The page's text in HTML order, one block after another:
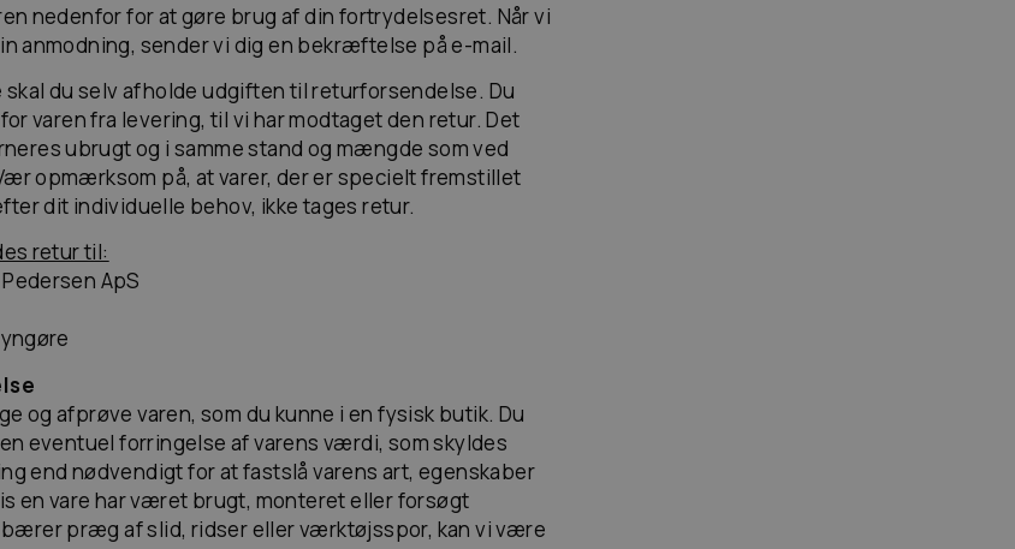
nedenfor for at gøre brug af din fortrydelsesret. Når vi
anmodning, sender vi dig en bekræftelse på e-mail.
skal du selv afholde udgiften til returforsendelse. Du
varen fra levering, til vi har modtaget den retur. Det
ubrugt og i samme stand og mængde som ved
opmærksom på, at varer, der er specielt fremstillet
dit individuelle behov, ikke tages retur.
retur til:
ApS
og afprøve varen, som du kunne i en fysisk butik. Du
eventuel forringelse af varens værdi, som skyldes
end nødvendigt for at fastslå varens art, egenskaber
en vare har været brugt, monteret eller forsøgt
præg af slid, ridser eller værktøjsspor, kan vi være